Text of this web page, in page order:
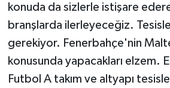
konuda da sizlerle istişare
branşlarda ilerleyeceğiz.
gerekiyor. Fenerbahçe'nin
konusunda yapacakları elzem.
Futbol A takım ve altyapı